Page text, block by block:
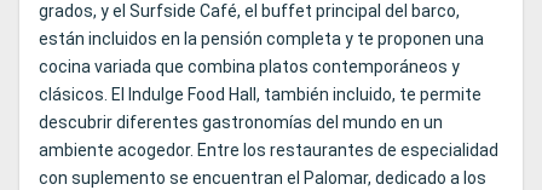
grados, y el Surfside Café, el buffet principal del barco,
están incluidos en la pensión completa y te proponen una
cocina variada que combina platos contemporáneos y
clásicos. El Indulge Food Hall, también incluido, te permite
descubrir diferentes gastronomías del mundo en un
ambiente acogedor. Entre los restaurantes de especialidad
con suplemento se encuentran el Palomar, dedicado a los